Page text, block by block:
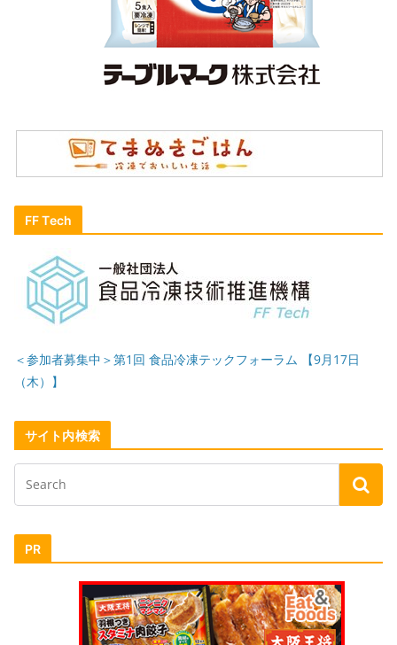
FF Tech
＜参加者募集中＞第1回 食品冷凍テックフォーラム 【9月17日
（木）】
サイト内検索
PR